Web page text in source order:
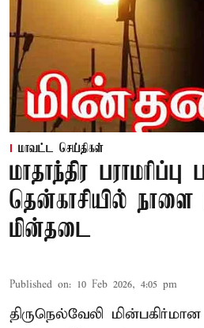
மாவட்ட செய்திகள்
மாதாந்திர பராமரிப்பு
தென்காசியில் நாளை
மின்தடை
Published on: 10 Feb 2026, 4:05 pm
திருநெல்வேலி